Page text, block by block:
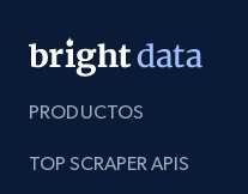
Lazada - Products
URL, Title, Rating,
988+
PRODUCTOS
TOP SCRAPER APIS